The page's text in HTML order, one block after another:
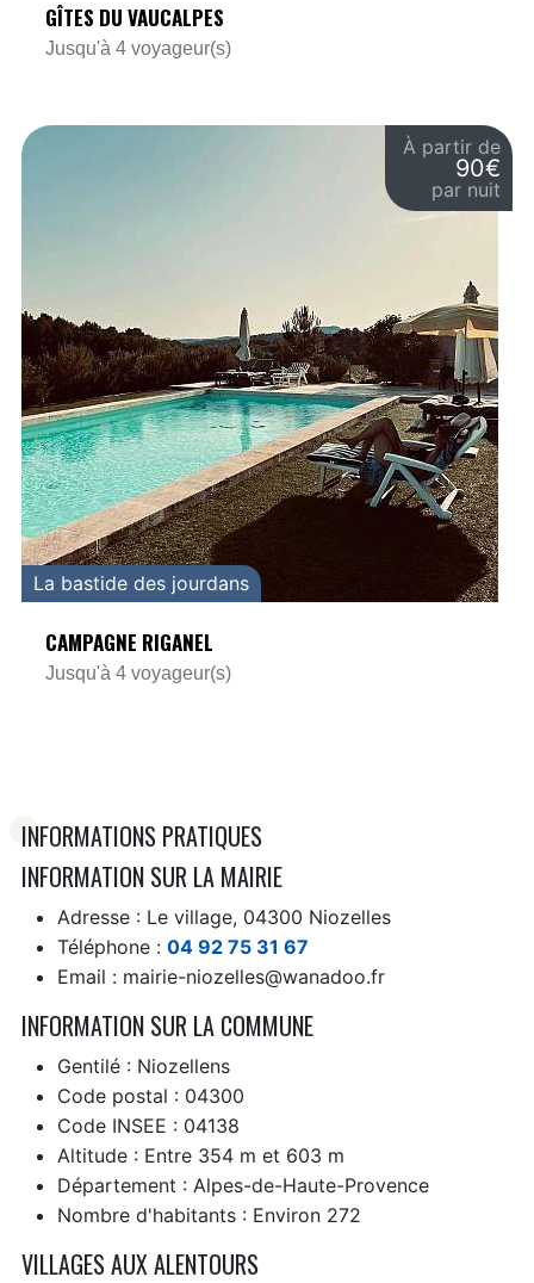
GÎTES DU VAUCALPES
Jusqu'à 4 voyageur(s)
À partir de
90€
par nuit
La bastide des jourdans
CAMPAGNE RIGANEL
Jusqu'à 4 voyageur(s)
INFORMATIONS PRATIQUES
INFORMATION SUR LA MAIRIE
Adresse : Le village, 04300 Niozelles
Téléphone : 04 92 75 31 67
Email : mairie-niozelles@wanadoo.fr
INFORMATION SUR LA COMMUNE
Gentilé : Niozellens
Code postal : 04300
Code INSEE : 04138
Altitude : Entre 354 m et 603 m
Département : Alpes-de-Haute-Provence
Nombre d'habitants : Environ 272
VILLAGES AUX ALENTOURS